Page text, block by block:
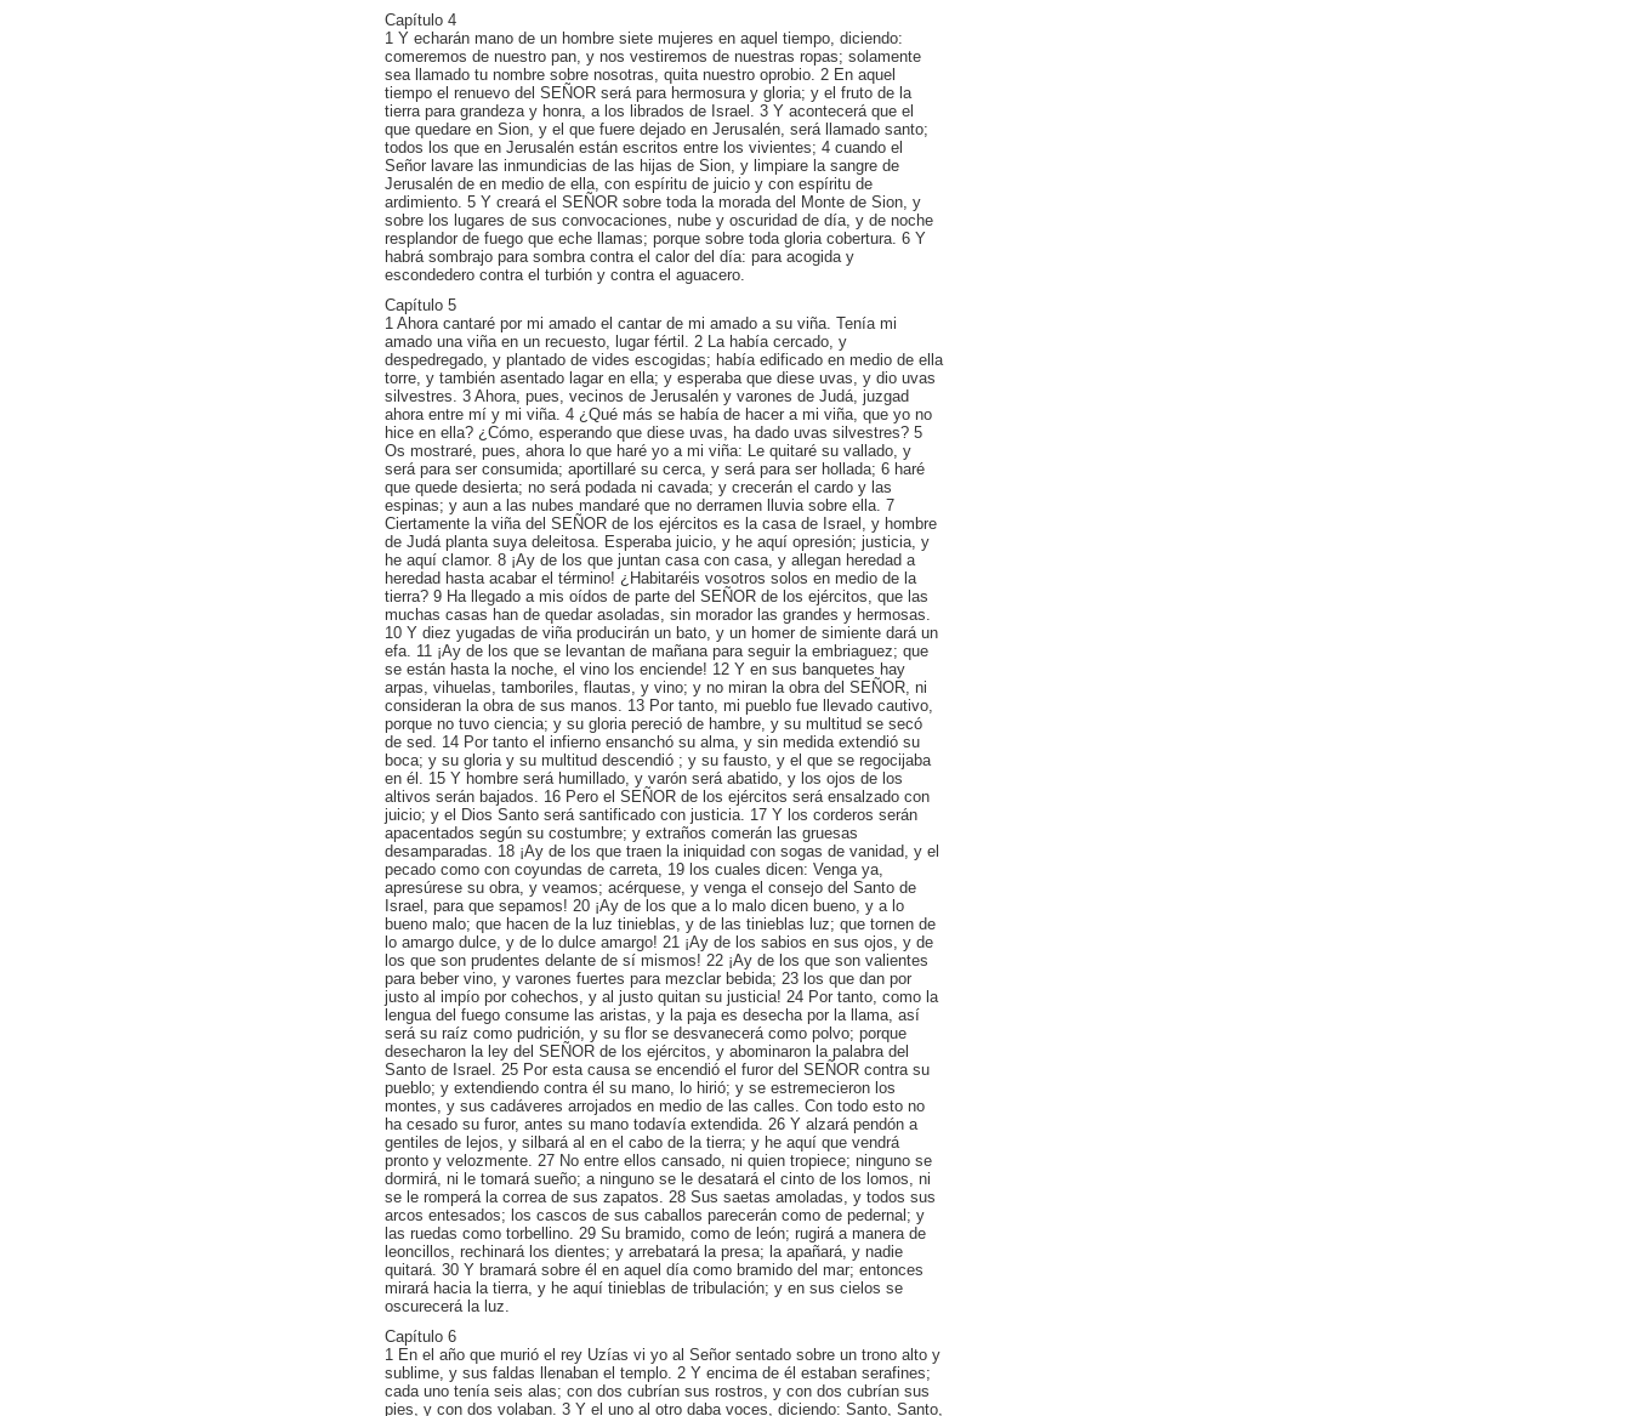
Capítulo 4
1 Y echarán mano de un hombre siete mujeres en aquel tiempo, diciendo:
comeremos de nuestro pan, y nos vestiremos de nuestras ropas; solamente
sea llamado tu nombre sobre nosotras, quita nuestro oprobio. 2 En aquel
tiempo el renuevo del SEÑOR será para hermosura y gloria; y el fruto de la
tierra para grandeza y honra, a los librados de Israel. 3 Y acontecerá que el
que quedare en Sion, y el que fuere dejado en Jerusalén, será llamado santo;
todos los que en Jerusalén están escritos entre los vivientes; 4 cuando el
Señor lavare las inmundicias de las hijas de Sion, y limpiare la sangre de
Jerusalén de en medio de ella, con espíritu de juicio y con espíritu de
ardimiento. 5 Y creará el SEÑOR sobre toda la morada del Monte de Sion, y
sobre los lugares de sus convocaciones, nube y oscuridad de día, y de noche
resplandor de fuego que eche llamas; porque sobre toda gloria cobertura. 6 Y
habrá sombrajo para sombra contra el calor del día: para acogida y
escondedero contra el turbión y contra el aguacero.
Capítulo 5
1 Ahora cantaré por mi amado el cantar de mi amado a su viña. Tenía mi
amado una viña en un recuesto, lugar fértil. 2 La había cercado, y
despedregado, y plantado de vides escogidas; había edificado en medio de ella
torre, y también asentado lagar en ella; y esperaba que diese uvas, y dio uvas
silvestres. 3 Ahora, pues, vecinos de Jerusalén y varones de Judá, juzgad
ahora entre mí y mi viña. 4 ¿Qué más se había de hacer a mi viña, que yo no
hice en ella? ¿Cómo, esperando que diese uvas, ha dado uvas silvestres? 5
Os mostraré, pues, ahora lo que haré yo a mi viña: Le quitaré su vallado, y
será para ser consumida; aportillaré su cerca, y será para ser hollada; 6 haré
que quede desierta; no será podada ni cavada; y crecerán el cardo y las
espinas; y aun a las nubes mandaré que no derramen lluvia sobre ella. 7
Ciertamente la viña del SEÑOR de los ejércitos es la casa de Israel, y hombre
de Judá planta suya deleitosa. Esperaba juicio, y he aquí opresión; justicia, y
he aquí clamor. 8 ¡Ay de los que juntan casa con casa, y allegan heredad a
heredad hasta acabar el término! ¿Habitaréis vosotros solos en medio de la
tierra? 9 Ha llegado a mis oídos de parte del SEÑOR de los ejércitos, que las
muchas casas han de quedar asoladas, sin morador las grandes y hermosas.
10 Y diez yugadas de viña producirán un bato, y un homer de simiente dará un
efa. 11 ¡Ay de los que se levantan de mañana para seguir la embriaguez; que
se están hasta la noche, el vino los enciende! 12 Y en sus banquetes hay
arpas, vihuelas, tamboriles, flautas, y vino; y no miran la obra del SEÑOR, ni
consideran la obra de sus manos. 13 Por tanto, mi pueblo fue llevado cautivo,
porque no tuvo ciencia; y su gloria pereció de hambre, y su multitud se secó
de sed. 14 Por tanto el infierno ensanchó su alma, y sin medida extendió su
boca; y su gloria y su multitud descendió ; y su fausto, y el que se regocijaba
en él. 15 Y hombre será humillado, y varón será abatido, y los ojos de los
altivos serán bajados. 16 Pero el SEÑOR de los ejércitos será ensalzado con
juicio; y el Dios Santo será santificado con justicia. 17 Y los corderos serán
apacentados según su costumbre; y extraños comerán las gruesas
desamparadas. 18 ¡Ay de los que traen la iniquidad con sogas de vanidad, y el
pecado como con coyundas de carreta, 19 los cuales dicen: Venga ya,
apresúrese su obra, y veamos; acérquese, y venga el consejo del Santo de
Israel, para que sepamos! 20 ¡Ay de los que a lo malo dicen bueno, y a lo
bueno malo; que hacen de la luz tinieblas, y de las tinieblas luz; que tornen de
lo amargo dulce, y de lo dulce amargo! 21 ¡Ay de los sabios en sus ojos, y de
los que son prudentes delante de sí mismos! 22 ¡Ay de los que son valientes
para beber vino, y varones fuertes para mezclar bebida; 23 los que dan por
justo al impío por cohechos, y al justo quitan su justicia! 24 Por tanto, como la
lengua del fuego consume las aristas, y la paja es desecha por la llama, así
será su raíz como pudrición, y su flor se desvanecerá como polvo; porque
desecharon la ley del SEÑOR de los ejércitos, y abominaron la palabra del
Santo de Israel. 25 Por esta causa se encendió el furor del SEÑOR contra su
pueblo; y extendiendo contra él su mano, lo hirió; y se estremecieron los
montes, y sus cadáveres arrojados en medio de las calles. Con todo esto no
ha cesado su furor, antes su mano todavía extendida. 26 Y alzará pendón a
gentiles de lejos, y silbará al en el cabo de la tierra; y he aquí que vendrá
pronto y velozmente. 27 No entre ellos cansado, ni quien tropiece; ninguno se
dormirá, ni le tomará sueño; a ninguno se le desatará el cinto de los lomos, ni
se le romperá la correa de sus zapatos. 28 Sus saetas amoladas, y todos sus
arcos entesados; los cascos de sus caballos parecerán como de pedernal; y
las ruedas como torbellino. 29 Su bramido, como de león; rugirá a manera de
leoncillos, rechinará los dientes; y arrebatará la presa; la apañará, y nadie
quitará. 30 Y bramará sobre él en aquel día como bramido del mar; entonces
mirará hacia la tierra, y he aquí tinieblas de tribulación; y en sus cielos se
oscurecerá la luz.
Capítulo 6
1 En el año que murió el rey Uzías vi yo al Señor sentado sobre un trono alto y
sublime, y sus faldas llenaban el templo. 2 Y encima de él estaban serafines;
cada uno tenía seis alas; con dos cubrían sus rostros, y con dos cubrían sus
pies, y con dos volaban. 3 Y el uno al otro daba voces, diciendo: Santo, Santo,